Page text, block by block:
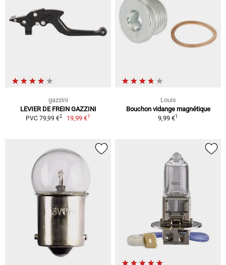
gazzini
LEVIER DE FREIN GAZZINI
PVC 79,99 €2 19,99 €1
Louis
Bouchon vidange magnétique
9,99 €1